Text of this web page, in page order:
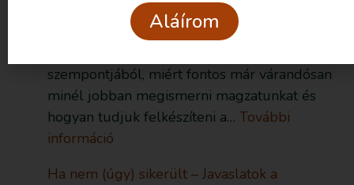
arról, hogyan látja egy kapcsolatanalitikus a
szülés természetes megindulását és a
szempontjából, miért fontos már várandósan
minél jobban megismerni magzatunkat és
hogyan tudjuk felkészíteni a… További
információ
Ha nem (úgy) sikerült – Javaslatok a
Aláírom